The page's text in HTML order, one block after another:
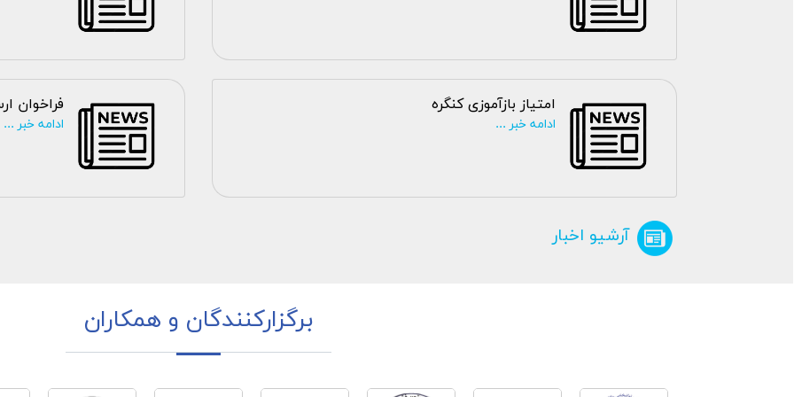
امتیاز بازآموزی کنگره
ادامه خبر ...
فراخوان
ادامه خبر ...
آرشیو اخبار
برگزارکنندگان و همکاران